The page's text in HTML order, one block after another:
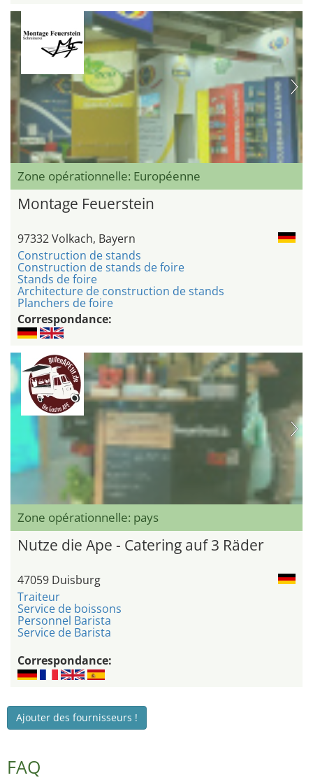
Zone opérationnelle: Européenne
Montage Feuerstein
97332 Volkach, Bayern
Construction de stands
Construction de stands de foire
Stands de foire
Architecture de construction de stands
Planchers de foire
Correspondance:
Zone opérationnelle: pays
Nutze die Ape - Catering auf 3 Räder
47059 Duisburg
Traiteur
Service de boissons
Personnel Barista
Service de Barista
Correspondance:
Ajouter des fournisseurs !
FAQ